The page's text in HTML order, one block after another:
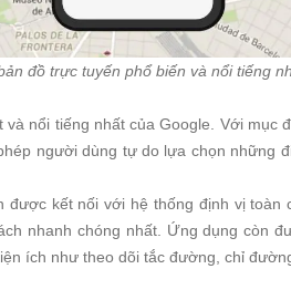
đồ trực tuyến phổ biến và nổi tiếng
nổi tiếng nhất của Google. Với mục
người dùng tự do lựa chọn những
kết nối với hệ thống định vị toàn
nhanh chóng nhất. Ứng dụng còn
ích như theo dõi tắc đường, chỉ